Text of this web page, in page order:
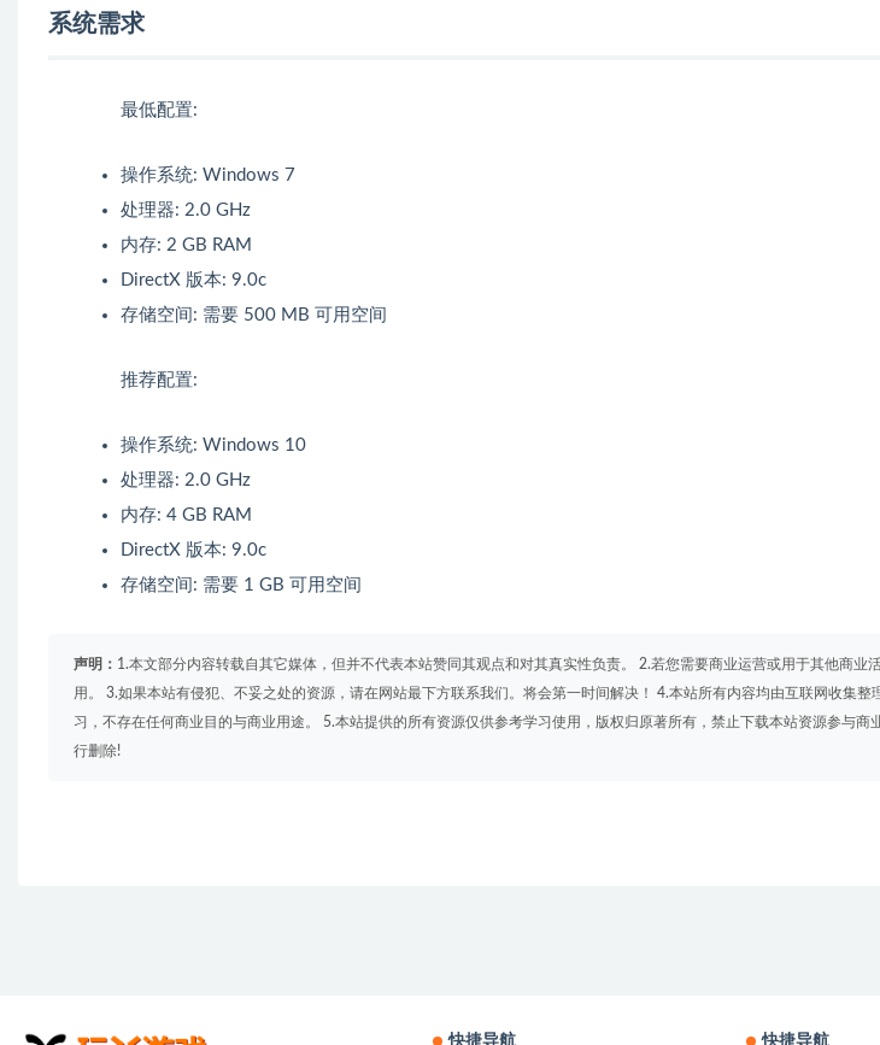
系统需求
最低配置:
操作系统: Windows 7
处理器: 2.0 GHz
内存: 2 GB RAM
DirectX 版本: 9.0c
存储空间: 需要 500 MB 可用空间
推荐配置:
操作系统: Windows 10
处理器: 2.0 GHz
内存: 4 GB RAM
DirectX 版本: 9.0c
存储空间: 需要 1 GB 可用空间
声明： 1.本文部分内容转载自其它媒体，但并不代表本站赞同其观点和对其真实性负责。 2.若您需要商业运营或用于其他商业
用。 3.如果本站有侵犯、不妥之处的资源，请在网站最下方联系我们。将会第一时间解决！ 4.本站所有内容均由互联网收集整
习，不存在任何商业目的与商业用途。 5.本站提供的所有资源仅供参考学习使用，版权归原著所有，禁止下载本站资源参与商
行删除!
快捷导航 快捷导航